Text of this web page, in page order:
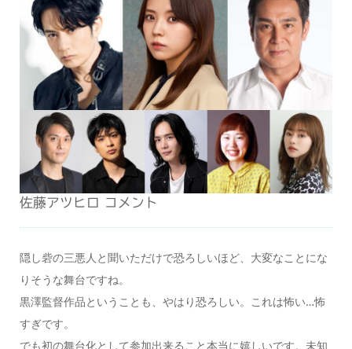
佐藤アツヒロ コメント
隠し砦の三悪人と聞いただけで恐ろしいほど、大変なことにな
りそうな舞台ですね。
黒澤監督作品ということも、やはり恐ろしい。これは怖い…怖
すぎです。
でも初の舞台化として参加出来ること本当に嬉しいです。未知